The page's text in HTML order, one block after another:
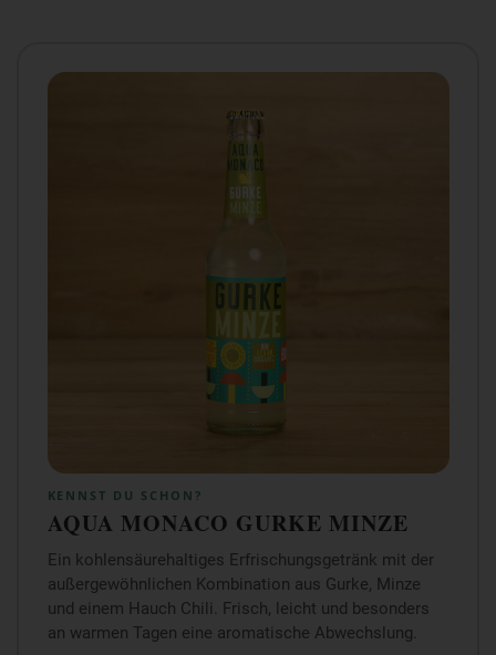
KENNST DU SCHON?
AQUA MONACO GURKE MINZE
Ein kohlensäurehaltiges Erfrischungsgetränk mit der
außergewöhnlichen Kombination aus Gurke, Minze
und einem Hauch Chili. Frisch, leicht und besonders
an warmen Tagen eine aromatische Abwechslung.